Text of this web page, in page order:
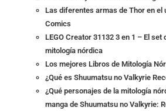
Las diferentes armas de Thor en el
Comics
LEGO Creator 31132 3 en 1 – El set
mitología nórdica
Los mejores Libros de Mitología
¿Qué es Shuumatsu no Valkyrie
¿Qué personajes de la mitología
manga de Shuumatsu no Valkyrie: